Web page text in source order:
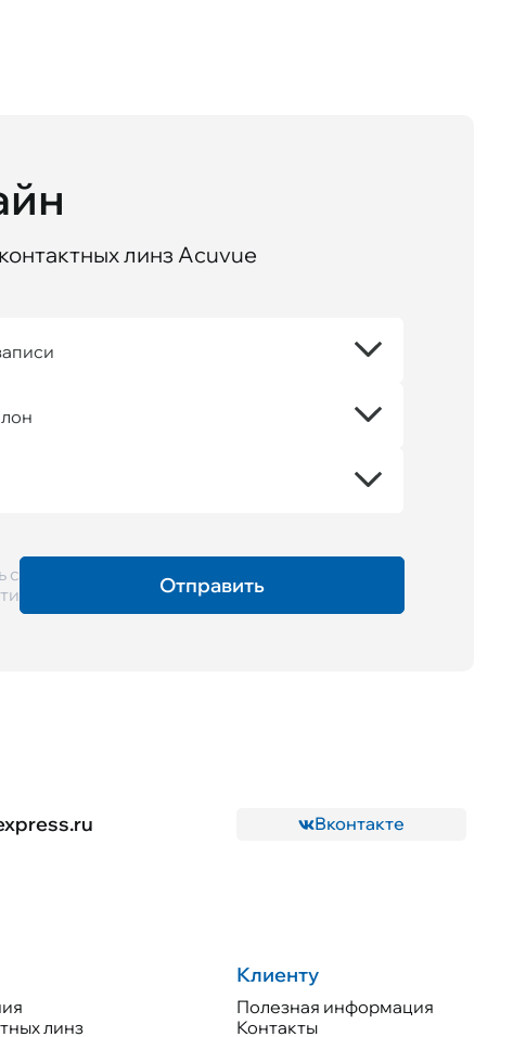
линз Acuvue
с
Вконтакте
линз
Клиенту
Полезная информация
Контакты